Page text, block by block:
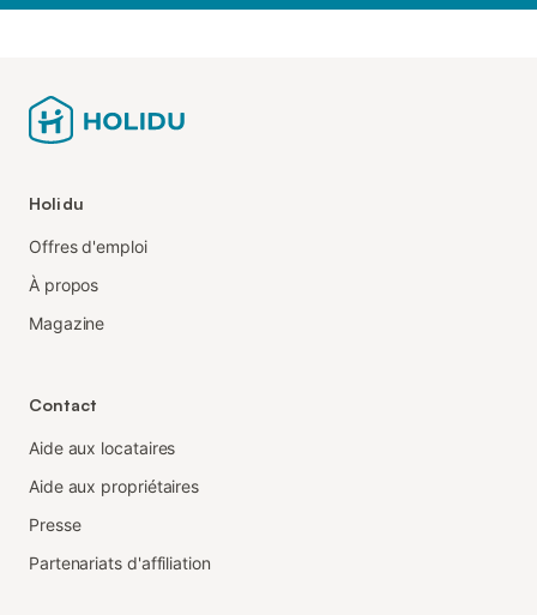
Holidu
Offres d'emploi
À propos
Magazine
Contact
Aide aux locataires
Aide aux propriétaires
Presse
Partenariats d'affiliation